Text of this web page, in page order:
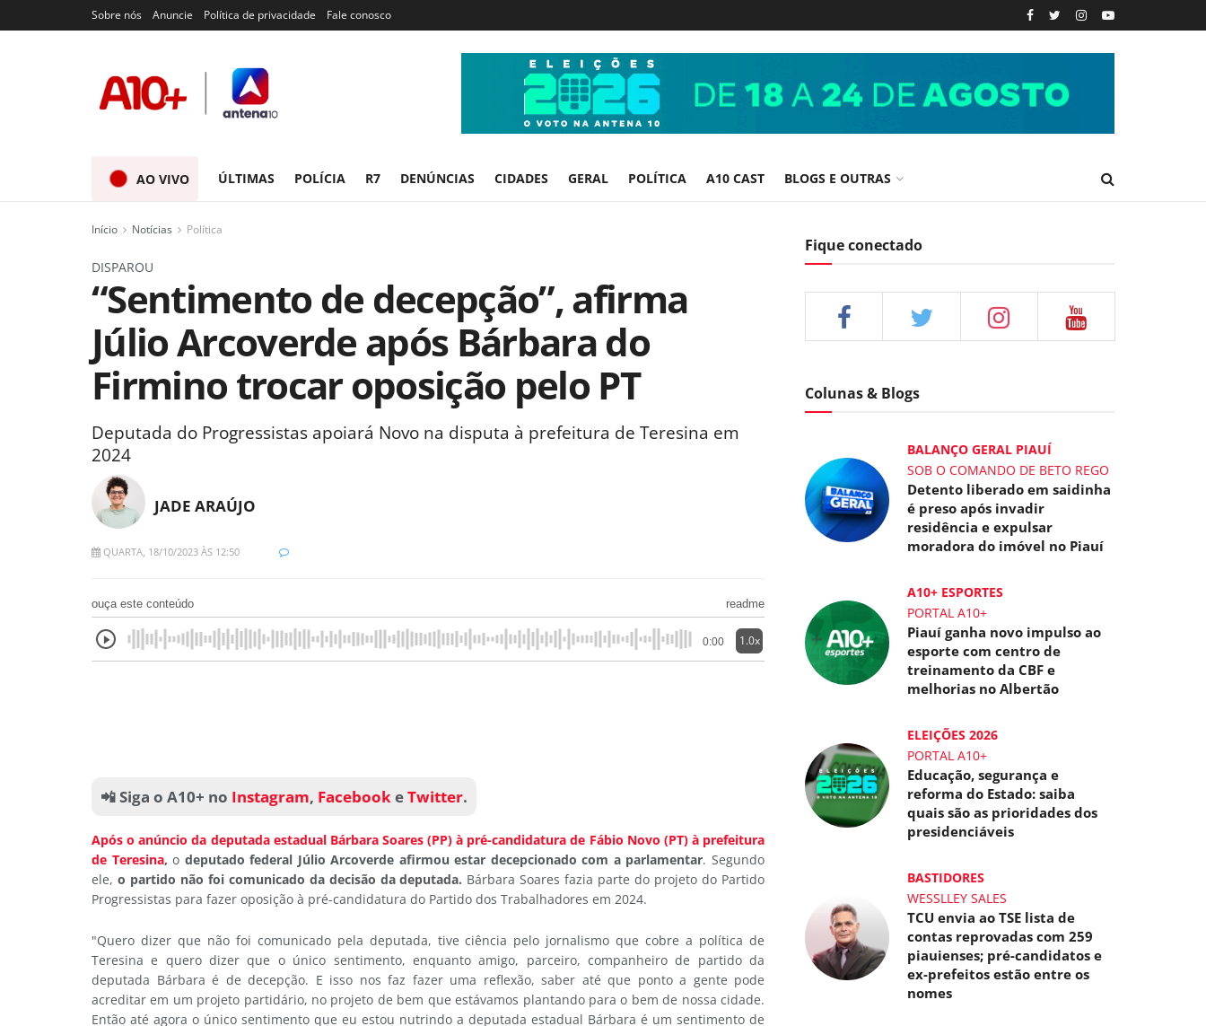
Sobre nós Anuncie Política de privacidade Fale conosco
AO VIVO ÚLTIMAS POLÍCIA R7 DENÚNCIAS CIDADES GERAL POLÍTICA A10 CAST BLOGS E OUTRAS
Início Notícias Política
DISPAROU
“Sentimento de decepção”, afirma
Júlio Arcoverde após Bárbara do
Firmino trocar oposição pelo PT
Deputada do Progressistas apoiará Novo na disputa à prefeitura de Teresina em
2024
JADE ARAÚJO
QUARTA, 18/10/2023 ÀS 12:50
ouça este conteúdo readme
0:00 1.0x
📲 Siga o A10+ no Instagram, FacebookeTwitter.
Após o anúncio da deputada estadual Bárbara Soares (PP) à pré-candidatura de Fábio Novo (PT) à prefeitura
de Teresina, o deputado federal Júlio Arcoverde afirmou estar decepcionado com a parlamentar. Segundo
ele, o partido não foi comunicado da decisão da deputada. Bárbara Soares fazia parte do projeto do Partido
Progressistas para fazer oposição à pré-candidatura do Partido dos Trabalhadores em 2024.
"Quero dizer que não foi comunicado pela deputada, tive ciência pelo jornalismo que cobre a política de
Teresina e quero dizer que o único sentimento, enquanto amigo, parceiro, companheiro de partido da
deputada Bárbara é de decepção. E isso nos faz fazer uma reflexão, saber até que ponto a gente pode
acreditar em um projeto partidário, no projeto de bem que estávamos plantando para o bem de nossa cidade.
Então até agora o único sentimento que eu estou nutrindo a deputada estadual Bárbara é um sentimento de
Fique conectado
Colunas & Blogs
BALANÇO GERAL PIAUÍ
SOB O COMANDO DE BETO REGO
Detento liberado em saidinha
é preso após invadir
residência e expulsar
moradora do imóvel no Piauí
A10+ ESPORTES
PORTAL A10+
Piauí ganha novo impulso ao
esporte com centro de
treinamento da CBF e
melhorias no Albertão
ELEIÇÕES 2026
PORTAL A10+
Educação, segurança e
reforma do Estado: saiba
quais são as prioridades dos
presidenciáveis
BASTIDORES
WESSLLEY SALES
TCU envia ao TSE lista de
contas reprovadas com 259
piauienses; pré-candidatos e
ex-prefeitos estão entre os
nomes